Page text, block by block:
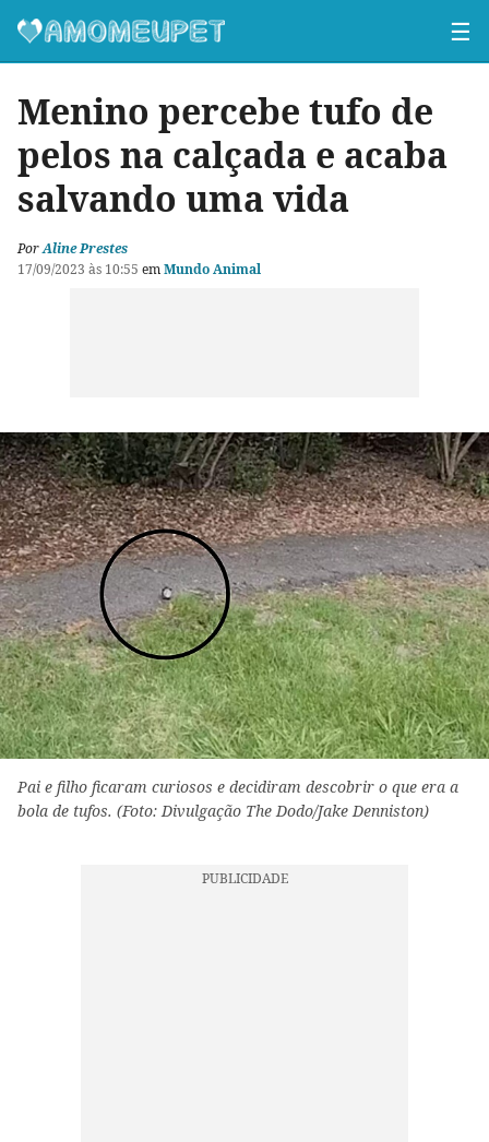
☰
Menino percebe tufo de
pelos na calçada e acaba
salvando uma vida
PorAline Prestes
17/09/2023 às 10:55 emMundo Animal
Pai e filho ficaram curiosos e decidiram descobrir o que era a
bola de tufos. (Foto: Divulgação The Dodo/Jake Denniston)